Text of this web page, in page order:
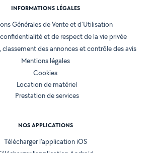
INFORMATIONS LÉGALES
Générales de Vente et d'Utilisation
et de respect de la vie privée
classement des annonces et contrôle des avis
Mentions légales
Cookies
Location de matériel
Prestation de services
NOS APPLICATIONS
Télécharger l’application iOS